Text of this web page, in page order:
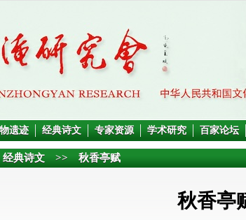
遗迹 经典诗文 专家资源 学术研究 百家论坛
典诗文 >> 秋香亭赋
秋香亭